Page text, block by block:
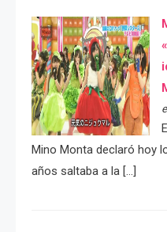
Mino Monta declaró hoy
años saltaba a la […]